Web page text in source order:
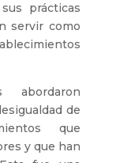
prácticas
servir como
abordaron
de
que
y que han